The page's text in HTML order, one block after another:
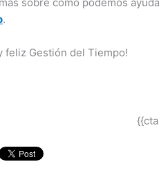
.
feliz Gestión del Tiempo!